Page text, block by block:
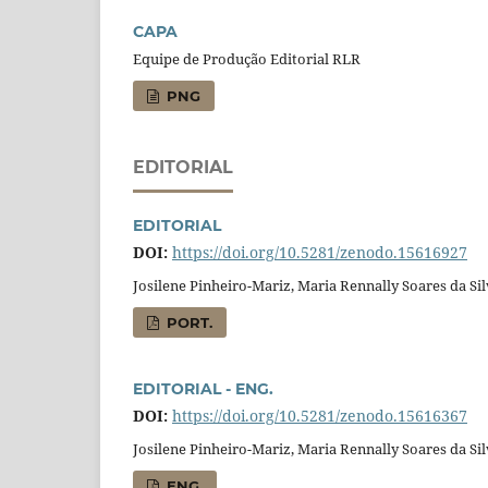
CAPA
Equipe de Produção Editorial RLR
PNG
EDITORIAL
EDITORIAL
DOI: https://doi.org/10.5281/zenodo.15616927
Josilene Pinheiro-Mariz, Maria Rennally Soares da
PORT.
EDITORIAL - ENG.
DOI: https://doi.org/10.5281/zenodo.15616367
Josilene Pinheiro-Mariz, Maria Rennally Soares da